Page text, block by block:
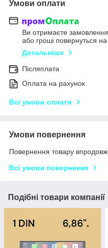
Умови оплати
Ви отримаєте замовлення
або гроші повернуться
Детальніше
Післяплата
Оплата на рахунок
Всі умови оплати
Умови повернення
Повернення товару
Всі умови повернення
Подібні товари компанії